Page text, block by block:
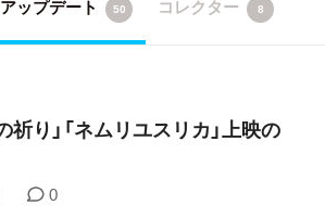
アップデート 50 コレクター 8
り」「ネムリユスリカ」上映の
0